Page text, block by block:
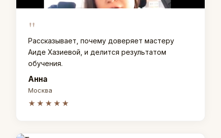
"
Рассказывает, почему доверяет мастеру
Аиде Хазиевой, и делится результатом
обучения.
Анна
Москва
★★★★★